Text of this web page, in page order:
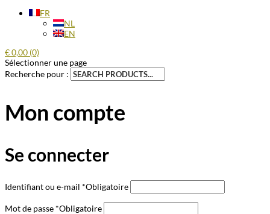
FR
NL
EN
€0,00 (0)
Sélectionner une page
Recherche pour :
Mon compte
Se connecter
Identifiant ou e-mail *Obligatoire
Mot de passe *Obligatoire